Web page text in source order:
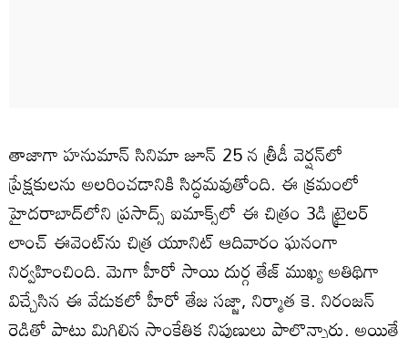
తాజాగా హనుమాన్ సినిమా జూన్ 25 న త్రీడీ వెర్షన్‌లో
ప్రేక్షకులను అలరించడానికి సిద్ధమవుతోంది. ఈ క్రమంలో
హైదరాబాద్‌లోని ప్రసాద్స్ ఐమాక్స్‌లో ఈ చిత్రం 3డి ట్రైలర్
లాంచ్ ఈవెంట్‌ను చిత్ర యూనిట్ ఆదివారం ఘనంగా
నిర్వహించింది. మెగా హీరో సాయి దుర్గ తేజ్ ముఖ్య అతిథిగా
విచ్చేసిన ఈ వేడుకలో హీరో తేజ సజ్జా, నిర్మాత కె. నిరంజన్
రెడ్డితో పాటు మిగిలిన సాంకేతిక నిపుణులు పాల్గొన్నారు. అయితే